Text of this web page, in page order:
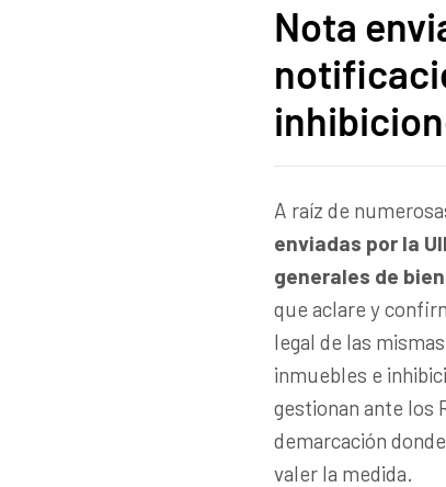
Nota
A raíz de
enviadas por la
generales de
que aclare y
legal de las
inmuebles e
gestionan ante los
demarcación
valer la medida.